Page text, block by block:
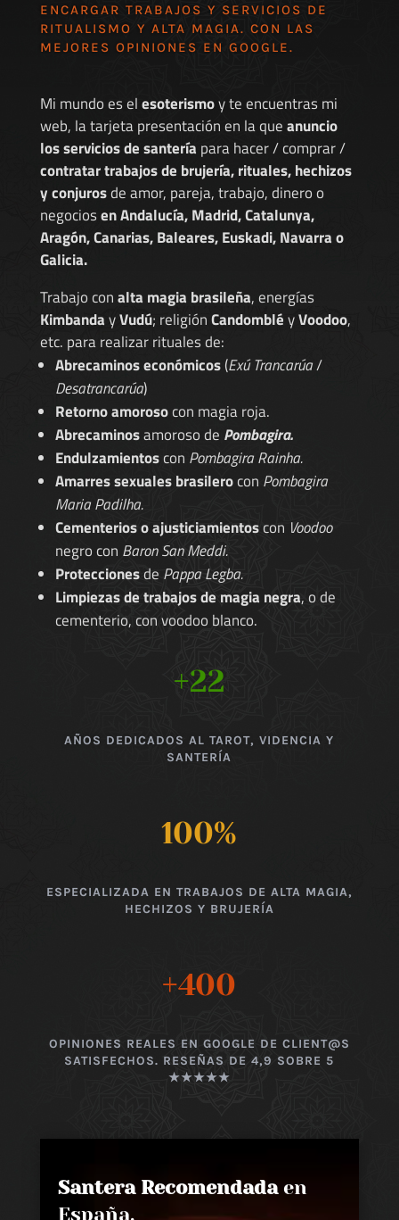
ENCARGAR TRABAJOS Y SERVICIOS DE
RITUALISMO Y ALTA MAGIA. CON LAS
MEJORES OPINIONES EN GOOGLE.
Mi mundo es elesoterismoy te encuentras mi
web, la tarjeta presentación en la queanuncio
los servicios de santería para hacer / comprar /
contratar trabajos de brujería, rituales, hechizos
y conjurosde amor, pareja, trabajo, dinero o
negociosen Andalucía, Madrid, Catalunya,
Aragón, Canarias, Baleares, Euskadi, Navarra o
Galicia.
Trabajo conalta magia brasileña, energías
KimbandayVudú; religiónCandombléyVoodoo,
etc. para realizar rituales de:
Abrecaminos económicos(Exú Trancarúa/
Desatrancarúa)
Retorno amorosocon magia roja.
Abrecaminosamoroso de Pombagira.
Endulzamientoscon Pombagira Rainha.
Amarres sexuales brasilerocon Pombagira
Maria Padilha.
Cementerios o ajusticiamientoscon Voodoo
negro con Baron San Meddi.
Proteccionesde Pappa Legba.
Limpiezas de trabajos de magia negra, o de
cementerio, con voodoo blanco.
+22
AÑOS DEDICADOS AL TAROT, VIDENCIA Y
SANTERÍA
100%
ESPECIALIZADA EN TRABAJOS DE ALTA MAGIA,
HECHIZOS Y BRUJERÍA
+400
OPINIONES REALES EN GOOGLE DE CLIENT@S
SATISFECHOS. RESEÑAS DE 4,9 SOBRE 5
★★★★★
Santera Recomendadaen
España,